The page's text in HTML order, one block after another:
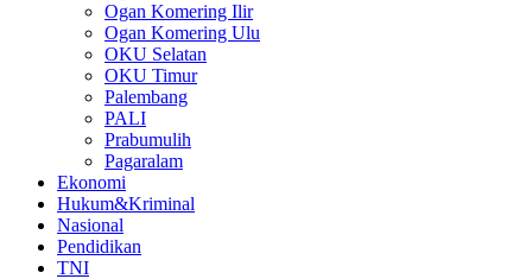
Ogan Komering Ilir
Ogan Komering Ulu
OKU Selatan
OKU Timur
Palembang
PALI
Prabumulih
Pagaralam
Ekonomi
Hukum&Kriminal
Nasional
Pendidikan
TNI